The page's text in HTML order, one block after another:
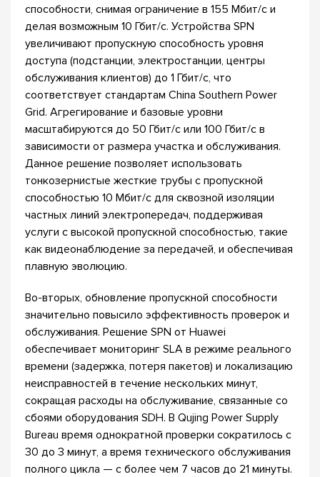
способности, снимая ограничение в 155 Мбит/с и
делая возможным 10 Гбит/с. Устройства SPN
увеличивают пропускную способность уровня
доступа (подстанции, электростанции, центры
обслуживания клиентов) до 1 Гбит/с, что
соответствует стандартам China Southern Power
Grid. Агрегирование и базовые уровни
масштабируются до 50 Гбит/с или 100 Гбит/с в
зависимости от размера участка и обслуживания.
Данное решение позволяет использовать
тонкозернистые жесткие трубы с пропускной
способностью 10 Мбит/с для сквозной изоляции
частных линий электропередач, поддерживая
услуги с высокой пропускной способностью, такие
как видеонаблюдение за передачей, и обеспечивая
плавную эволюцию.
Во-вторых, обновление пропускной способности
значительно повысило эффективность проверок и
обслуживания. Решение SPN от Huawei
обеспечивает мониторинг SLA в режиме реального
времени (задержка, потеря пакетов) и локализацию
неисправностей в течение нескольких минут,
сокращая расходы на обслуживание, связанные со
сбоями оборудования SDH. В Qujing Power Supply
Bureau время однократной проверки сократилось с
30 до 3 минут, а время технического обслуживания
полного цикла — с более чем 7 часов до 21 минуты.